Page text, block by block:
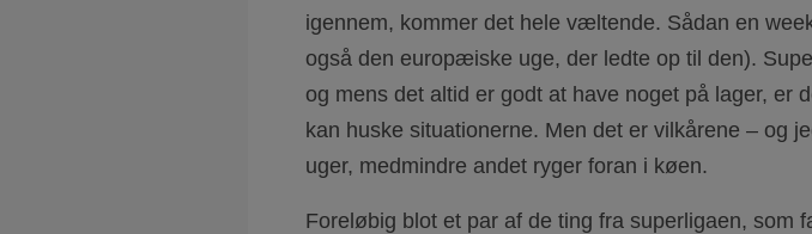
igennem, kommer det hele væltende. Sådan en
også den europæiske uge, der ledte op til den).
og mens det altid er godt at have noget på lager,
kan huske situationerne. Men det er vilkårene – og
uger, medmindre andet ryger foran i køen.
Foreløbig blot et par af de ting fra superligaen, som